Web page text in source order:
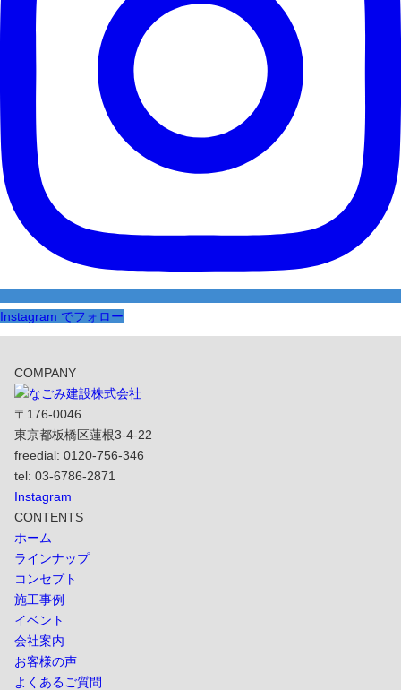
Instagram でフォロー
COMPANY
〒176-0046
東京都板橋区蓮根3-4-22
freedial: 0120-756-346
tel: 03-6786-2871
Instagram
CONTENTS
ホーム
ラインナップ
コンセプト
施工事例
イベント
会社案内
お客様の声
よくあるご質問